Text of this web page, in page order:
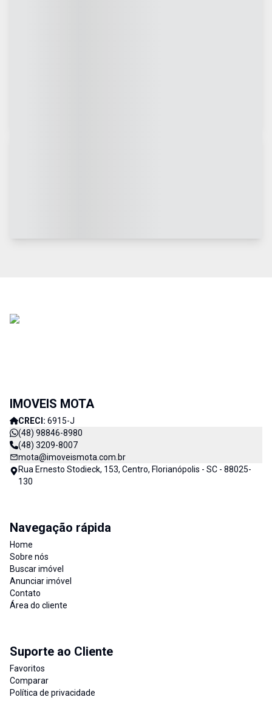
IMOVEIS MOTA
CRECI: 6915-J
(48) 98846-8980
(48) 3209-8007
mota@imoveismota.com.br
Rua Ernesto Stodieck, 153, Centro, Florianópolis - SC - 88025-
130
Navegação rápida
Home
Sobre nós
Buscar imóvel
Anunciar imóvel
Contato
Área do cliente
Suporte ao Cliente
Favoritos
Comparar
Política de privacidade